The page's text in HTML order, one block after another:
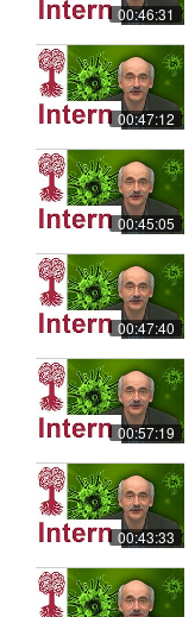
00:46:31
00:47:12
00:45:05
00:47:40
00:57:19
00:43:33